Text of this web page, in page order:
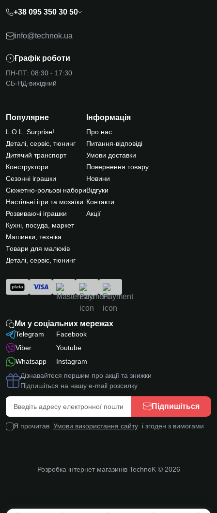
+38 095 350 30 50
info@technok.ua
Графік роботи
ПН-ПТ: 08:30 - 17:30
СБ-НД-вихідний
Популярне
L.O.L. Surprise!
Деталі, сервіс, тюнинг
Дитячий транспорт
Конструктори
Сезонні іграшки
Сюжетно-рольові набори
Настільні ігри та мозаїки
Розвиваючі іграшки
Кухні, посуда, маркет
Машинки, техніка
Товари для малюків
Деталі, сервіс, тюнинг
Інформація
Про нас
Питання-відповіді
Умови доставки
Повернення товару
Новини
Відгуки
Контакти
Акції
Ми у соціальних мережах
Telegram
Viber
Whatsapp
Facebook
Youtube
Instagram
Дізнавайтеся першим про акції та знижки
Підпишіться на нашу e-mail розсилку
Підпишіться
Я прочитав Умови використання сайту і згоден з вимогами
Розробка інтернет магазинівTechnoK © 2026